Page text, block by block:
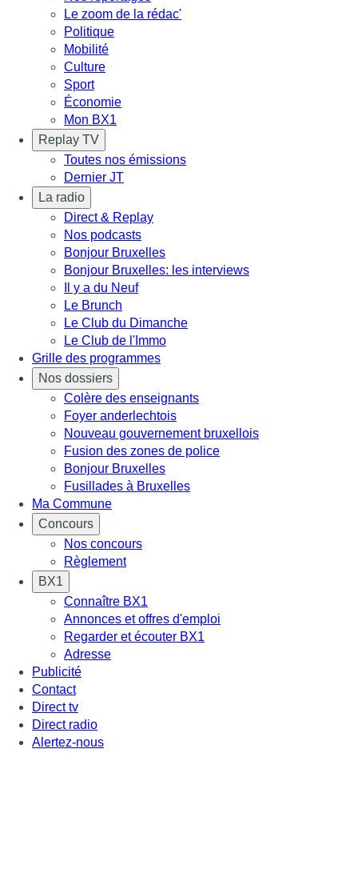
Le zoom de la rédac'
Politique
Mobilité
Culture
Sport
Économie
Mon BX1
Replay TV
Toutes nos émissions
Dernier JT
La radio
Direct & Replay
Nos podcasts
Bonjour Bruxelles
Bonjour Bruxelles: les interviews
Il y a du Neuf
Le Brunch
Le Club du Dimanche
Le Club de l'Immo
Grille des programmes
Nos dossiers
Colère des enseignants
Foyer anderlechtois
Nouveau gouvernement bruxellois
Fusion des zones de police
Bonjour Bruxelles
Fusillades à Bruxelles
Ma Commune
Concours
Nos concours
Règlement
BX1
Connaître BX1
Annonces et offres d'emploi
Regarder et écouter BX1
Adresse
Publicité
Contact
Direct tv
Direct radio
Alertez-nous